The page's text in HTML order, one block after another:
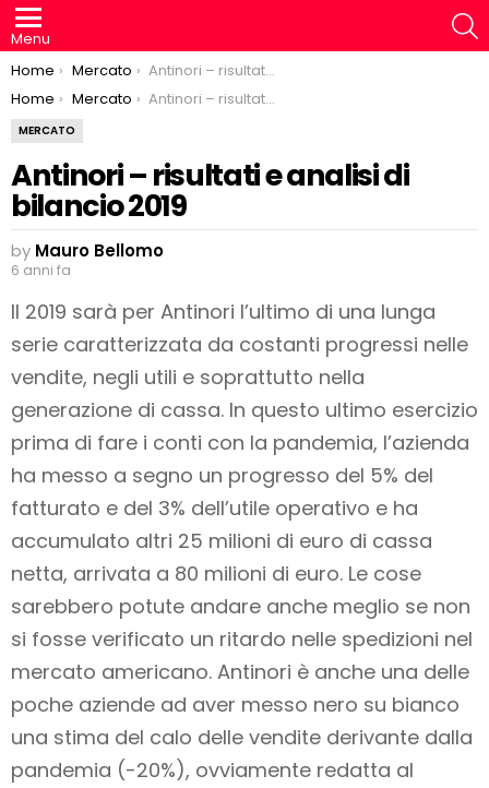
Menu
You are here:
Home Mercato
Antinori – risultati e analisi di bilancio 2019
You are here:
Home Mercato Antinori – risultati e analisi di bilancio 2019
MERCATO
Antinori – risultati e analisi di
bilancio 2019
by Mauro Bellomo
6 anni fa
Il 2019 sarà per Antinori l’ultimo di una lunga
serie caratterizzata da costanti progressi nelle
vendite, negli utili e soprattutto nella
generazione di cassa. In questo ultimo esercizio
prima di fare i conti con la pandemia, l’azienda
ha messo a segno un progresso del 5% del
fatturato e del 3% dell’utile operativo e ha
accumulato altri 25 milioni di euro di cassa
netta, arrivata a 80 milioni di euro. Le cose
sarebbero potute andare anche meglio se non
si fosse verificato un ritardo nelle spedizioni nel
mercato americano. Antinori è anche una delle
poche aziende ad aver messo nero su bianco
una stima del calo delle vendite derivante dalla
pandemia (-20%), ovviamente redatta al